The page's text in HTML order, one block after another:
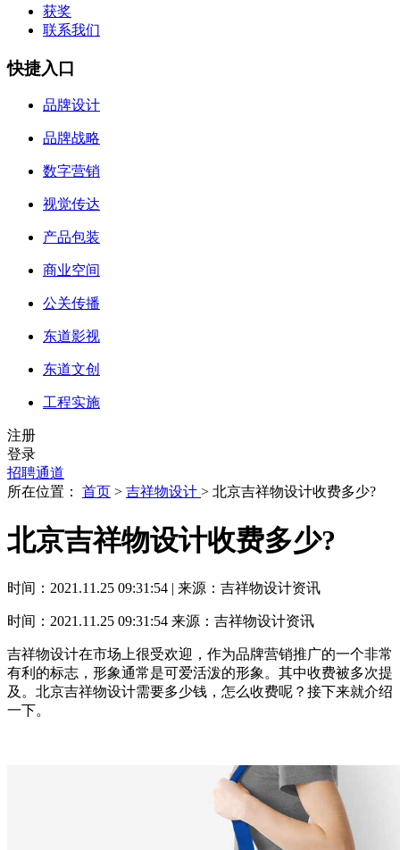
获奖
联系我们
快捷入口
品牌设计
品牌战略
数字营销
视觉传达
产品包装
商业空间
公关传播
东道影视
东道文创
工程实施
注册
登录
招聘通道
所在位置： 首页 > 吉祥物设计 > 北京吉祥物设计收费多少?
北京吉祥物设计收费多少?
时间：2021.11.25 09:31:54 | 来源：吉祥物设计资讯
时间：2021.11.25 09:31:54 来源：吉祥物设计资讯
吉祥物设计在市场上很受欢迎，作为品牌营销推广的一个非常
有利的标志，形象通常是可爱活泼的形象。其中收费被多次提
及。北京吉祥物设计需要多少钱，怎么收费呢？接下来就介绍
一下。